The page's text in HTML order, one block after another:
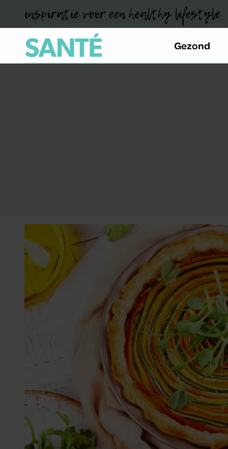
inspiratie voor een healthy lifestyle
Gezond